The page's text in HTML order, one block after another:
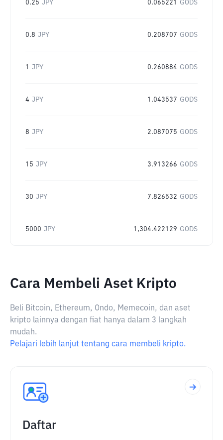
0.25 JPY 0.065221 GODS
0.8 JPY 0.208707 GODS
1 JPY 0.260884 GODS
4 JPY 1.043537 GODS
8 JPY 2.087075 GODS
15 JPY 3.913266 GODS
30 JPY 7.826532 GODS
5000 JPY 1,304.422129 GODS
Cara Membeli Aset Kripto
Beli Bitcoin, Ethereum, Ondo, Memecoin, dan aset
kripto lainnya dengan fiat hanya dalam 3 langkah
mudah.
Pelajari lebih lanjut tentang cara membeli kripto.
Daftar